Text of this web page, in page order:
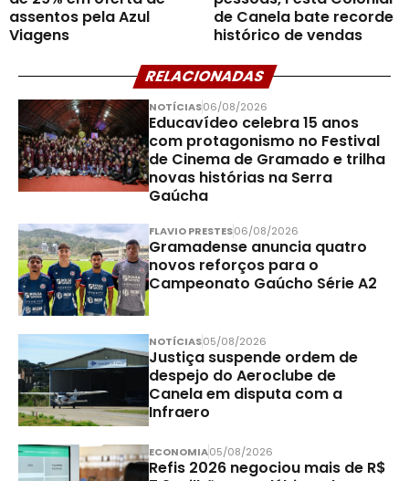
assentos pela Azul
Viagens
de Canela bate recorde
histórico de vendas
RELACIONADAS
NOTÍCIAS06/08/2026
Educavídeo celebra 15 anos
com protagonismo no Festival
de Cinema de Gramado e trilha
novas histórias na Serra
Gaúcha
FLAVIO PRESTES06/08/2026
Gramadense anuncia quatro
novos reforços para o
Campeonato Gaúcho Série A2
NOTÍCIAS05/08/2026
Justiça suspende ordem de
despejo do Aeroclube de
Canela em disputa com a
Infraero
ECONOMIA05/08/2026
Refis 2026 negociou mais de R$